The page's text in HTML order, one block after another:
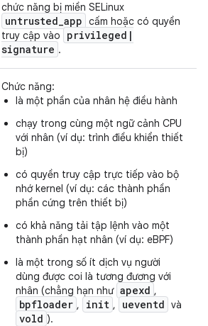
chức năng bị miền SELinux
untrusted_app cấm hoặc có quyền
truy cập vào
privileged |
signature .
Chức năng:
là một phần của nhân hệ điều hành
chạy trong cùng một ngữ cảnh CPU
với nhân (ví dụ: trình điều khiển thiết
bị)
có quyền truy cập trực tiếp vào bộ
nhớ kernel (ví dụ: các thành phần
phần cứng trên thiết bị)
có khả năng tải tập lệnh vào một
thành phần hạt nhân (ví dụ: eBPF)
là một trong số ít dịch vụ người
dùng được coi là tương đương với
nhân (chẳng hạn như apexd ,
bpfloader , init , ueventd và
vold ).